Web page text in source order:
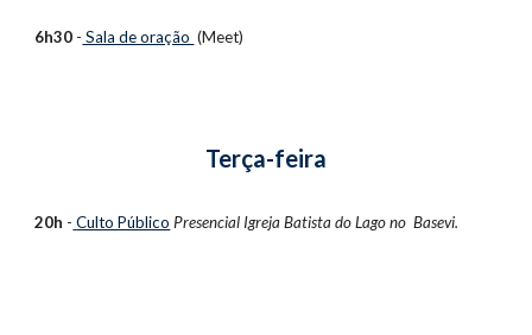
6h30 - Sala de oração (Meet)
Terça-feira
20h - Culto Público Presencial Igreja Batista do Lago no  Basevi.